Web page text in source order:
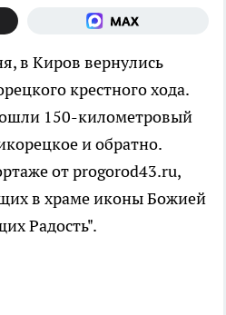
в Киров вернулись
крестного хода.
150-километровый
и обратно.
от progorod43.ru,
в храме иконы Божией
Радость".